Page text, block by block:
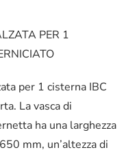
PER 1
per 1 cisterna IBC
La vasca di
ha una larghezza
mm, un’altezza di